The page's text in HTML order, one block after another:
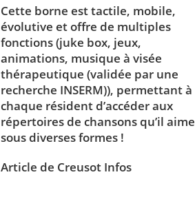
Cette borne est tactile, mobile,
évolutive et offre de multiples
fonctions (juke box, jeux,
animations, musique à visée
thérapeutique (validée par une
recherche INSERM)), permettant à
chaque résident d’accéder aux
répertoires de chansons qu’il aime
sous diverses formes !
Article de Creusot Infos